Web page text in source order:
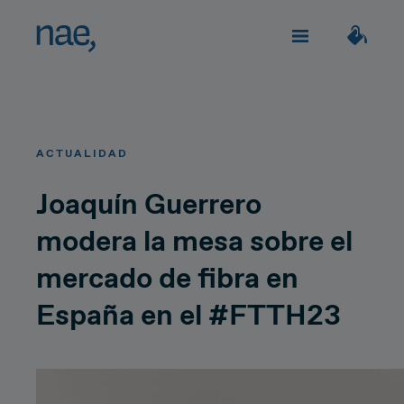
Network Strategy
Impacto social
Únete
Decidida Perfeccionista
Alegre Clásica
ACTUALIDAD
Joaquín Guerrero
modera la mesa sobre el
mercado de fibra en
España en el #FTTH23